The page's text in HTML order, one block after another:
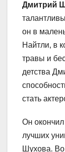
Дмитрий
он в
Найтли, в
травы и
детства
стать
Он окончил
лучших
Шухова.